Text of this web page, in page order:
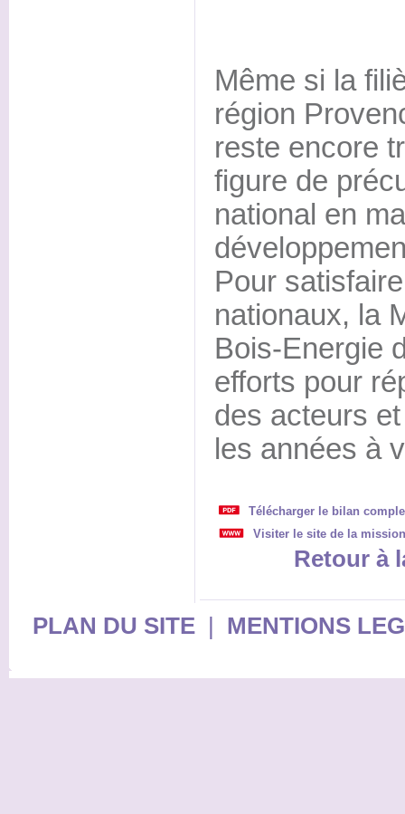
Même si la
région
reste encore
figure de
national en
Pour
nationaux, la
Bois-Energie
efforts pour
des acteurs
les années à
Télécharger le bilan
Visiter le site de la
Retour à
PLAN DU SITE| MENTIONS